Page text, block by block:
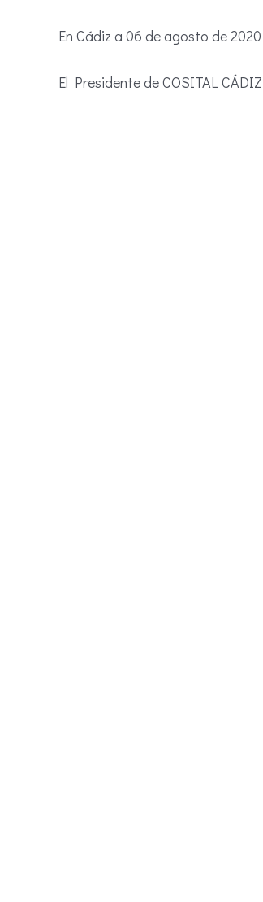
En Cádiz a 06 de agosto de 2020
El Presidente de COSITAL CÁDIZ